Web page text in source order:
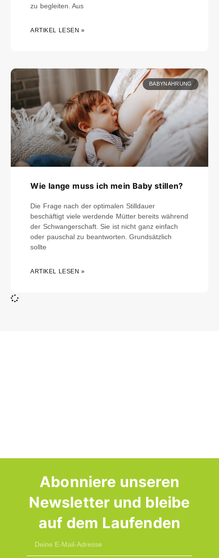
zu begleiten. Aus
ARTIKEL LESEN »
BABYNAHRUNG
Wie lange muss ich mein Baby stillen?
Die Frage nach der optimalen Stilldauer
beschäftigt viele werdende Mütter bereits während
der Schwangerschaft. Sie ist nicht ganz einfach
oder pauschal zu beantworten. Grundsätzlich
sollte
ARTIKEL LESEN »
Abonniere unseren
Newsletter und bleibe
auf dem Laufenden